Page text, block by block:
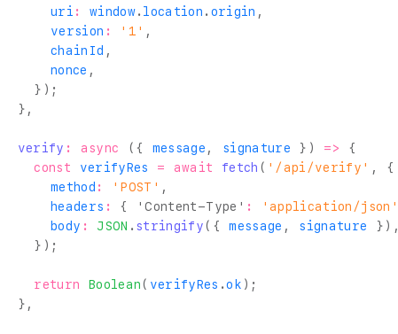
      uri
: window. location . origin ,
      version
: '1' ,
      chainId
,
      nonce
,
} ) ;
} ,
verify : async ( { message , signature } ) =>
{
const verifyRes = await fetch ( '/api/verify' ,
{
      method
: 'POST' ,
      headers
: { 'Content-Type' : 'application/json'
      body
: JSON . stringify( { message , signature } ) ,
} ) ;
return Boolean( verifyRes .ok ) ;
} ,